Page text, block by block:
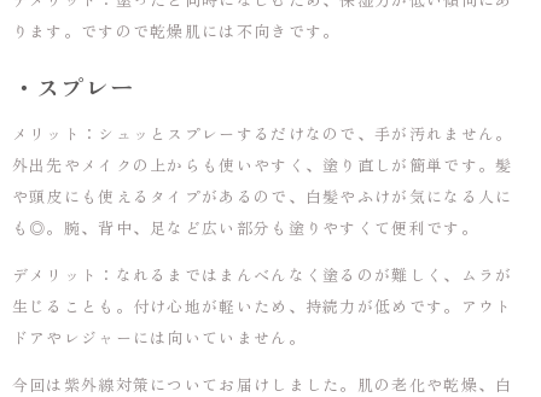
ります。ですので乾燥肌には不向きです。
・スプレー
メリット：シュッとスプレーするだけなので、手が汚れません。
外出先やメイクの上からも使いやすく、塗り直しが簡単です。髪
や頭皮にも使えるタイプがあるので、白髪やふけが気になる人に
も◎。腕、背中、足など広い部分も塗りやすくて便利です。
デメリット：なれるまではまんべんなく塗るのが難しく、ムラが
生じることも。付け心地が軽いため、持続力が低めです。アウト
ドアやレジャーには向いていません。
今回は紫外線対策についてお届けしました。肌の老化や乾燥、白